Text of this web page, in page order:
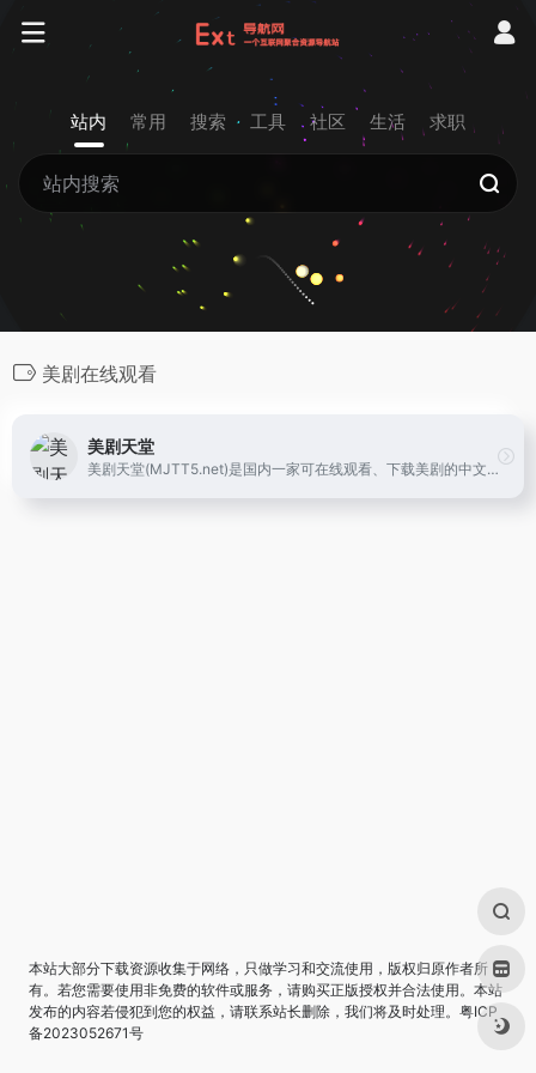
站内 常用 搜索 工具 社区 生活 求职
美剧在线观看
美剧天堂
美剧天堂(MJTT5.net)是国内一家可在线观看、下载美剧的中文美剧网，专业提供海量高清好看的美剧，美剧在线观看，美剧下载，各类精彩美剧保持每日更新，第一时间为广大美剧迷推荐精彩好看的美剧节目。
本站大部分下载资源收集于网络，只做学习和交流使用，版权归原作者所
有。若您需要使用非免费的软件或服务，请购买正版授权并合法使用。本站
发布的内容若侵犯到您的权益，请联系站长删除，我们将及时处理。 粤ICP
备2023052671号